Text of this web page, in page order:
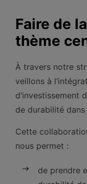
Faire de
thème
À travers notre
veillons à
d’investissement
de durabilité
Cette
nous permet :
de prendre